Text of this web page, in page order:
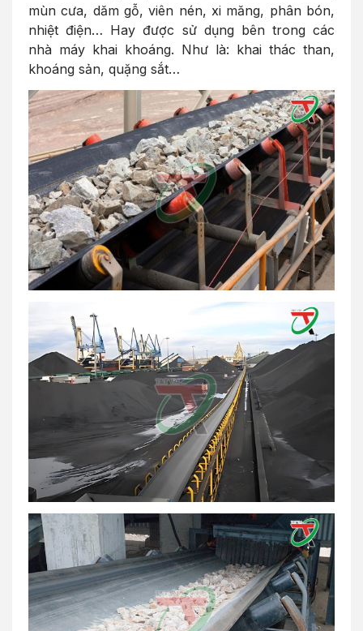
mùn cưa, dăm gỗ, viên nén, xi măng, phân bón,
nhiệt điện… Hay được sử dụng bên trong các
nhà máy khai khoáng. Như là: khai thác than,
khoáng sản, quặng sắt…